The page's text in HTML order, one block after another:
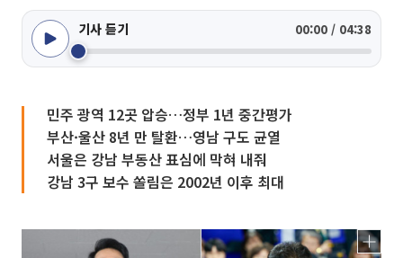
기사 듣기 00:00 / 04:38
민주 광역 12곳 압승…정부 1년 중간평가
부산·울산 8년 만 탈환…영남 구도 균열
서울은 강남 부동산 표심에 막혀 내줘
강남 3구 보수 쏠림은 2002년 이후 최대